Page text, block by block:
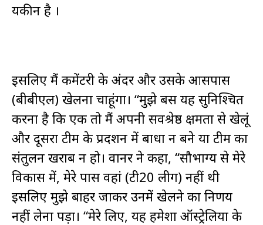
यकीन है ।
इसलिए मैं कमेंटरी के अंदर और उसके आसपास
(बीबीएल) खेलना चाहूंगा। “मुझे बस यह सुनिश्चित
करना है कि एक तो मैं अपनी सर्वश्रेष्ठ क्षमता से खेलूं
और दूसरा टीम के प्रदर्शन में बाधा न बने या टीम का
संतुलन खराब न हो। वार्नर ने कहा, “सौभाग्य से मेरे
विकास में, मेरे पास वहां (टी20 लीग) नहीं थी
इसलिए मुझे बाहर जाकर उनमें खेलने का निर्णय
नहीं लेना पड़ा। “मेरे लिए, यह हमेशा ऑस्ट्रेलिया के